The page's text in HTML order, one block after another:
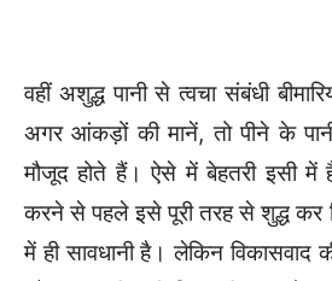
वहीं अशुद्ध पानी से त्वचा संबंधी
अगर आंकड़ों की मानें, तो पीने के
मौजूद होते हैं। ऐसे में बेहतरी इसी में
करने से पहले इसे पूरी तरह से शुद्ध कर
में ही सावधानी है। लेकिन